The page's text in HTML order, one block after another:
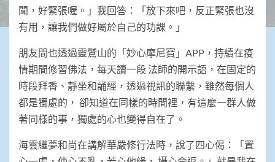
聞，好緊張喔。」我回答：「放下來吧，反正緊張也沒
有用，讓我們做好屬於自己的功課。」
朋友間也透過靈鷲山的「妙心摩尼寶」APP，持續在疫
情期間修習佛法，每天讀一段 法師的開示語，在固定的
時段拜香、靜坐和誦經，透過視訊的聯繫，雖然每個人
都是獨處的， 卻知道在同樣的時間裡，有這麼一群人做
著同樣的事，獨處的心也變得自在了。
海雲繼夢和尚在講解華嚴修行法時，說了四心偈：「置